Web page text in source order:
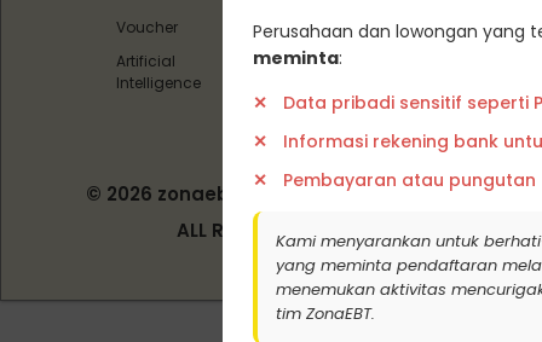
Perusahaan dan lowongan yang
meminta:
Data pribadi sensitif seperti
Informasi rekening bank
Pembayaran atau
Kami menyarankan untuk
yang meminta pendaftaran
menemukan aktivitas
tim ZonaEBT.
Voucher
Artificial
Intelligence
© 2026 zonaebt.com - PT Bala Biotech
Indonesia
ALL RIGHT RESERVED